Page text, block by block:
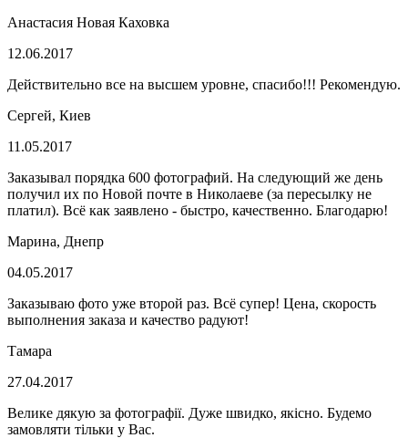
Анастасия Новая Каховка
12.06.2017
Действительно все на высшем уровне, спасибо!!! Рекомендую.
Сергей, Киев
11.05.2017
Заказывал порядка 600 фотографий. На следующий же день
получил их по Новой почте в Николаеве (за пересылку не
платил). Всё как заявлено - быстро, качественно. Благодарю!
Марина, Днепр
04.05.2017
Заказываю фото уже второй раз. Всё супер! Цена, скорость
выполнения заказа и качество радуют!
Тамара
27.04.2017
Велике дякую за фотографії. Дуже швидко, якісно. Будемо
замовляти тільки у Вас.